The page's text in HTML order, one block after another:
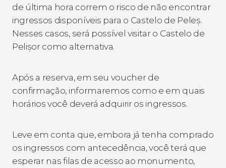
de última hora correm o risco de não encontrar
ingressos disponíveis para o Castelo de Peleș.
Nesses casos, será possível visitar o Castelo de
Pelișor como alternativa.
Após a reserva, em seu voucher de
confirmação, informaremos como e em quais
horários você deverá adquirir os ingressos.
Leve em conta que, embora já tenha comprado
os ingressos com antecedência, você terá que
esperar nas filas de acesso ao monumento,